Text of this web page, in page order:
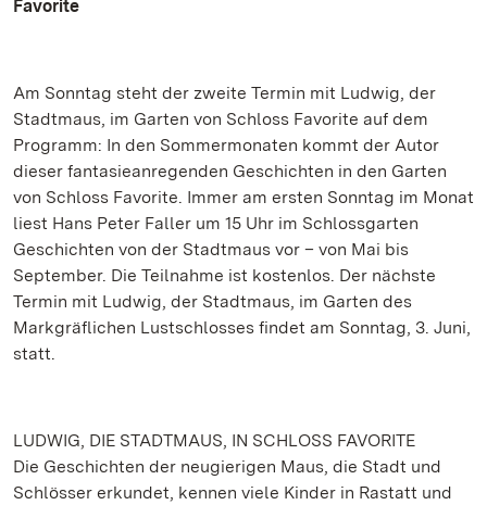
Favorite
Am Sonntag steht der zweite Termin mit Ludwig, der
Stadtmaus, im Garten von Schloss Favorite auf dem
Programm: In den Sommermonaten kommt der Autor
dieser fantasieanregenden Geschichten in den Garten
von Schloss Favorite. Immer am ersten Sonntag im Monat
liest Hans Peter Faller um 15 Uhr im Schlossgarten
Geschichten von der Stadtmaus vor – von Mai bis
September. Die Teilnahme ist kostenlos. Der nächste
Termin mit Ludwig, der Stadtmaus, im Garten des
Markgräflichen Lustschlosses findet am Sonntag, 3. Juni,
statt.
LUDWIG, DIE STADTMAUS, IN SCHLOSS FAVORITE
Die Geschichten der neugierigen Maus, die Stadt und
Schlösser erkundet, kennen viele Kinder in Rastatt und